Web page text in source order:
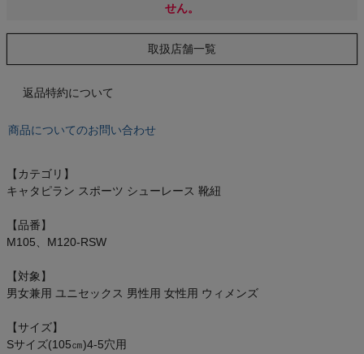
インフィット INFIT
サックス SAXX
オン On
スポーツマリオTOP
ベースボールマリオ（野球商品）
せん。
取扱店舗一覧
返品特約について
商品についてのお問い合わせ
【カテゴリ】
キャタピラン スポーツ シューレース 靴紐
【品番】
M105、M120-RSW
【対象】
男女兼用 ユニセックス 男性用 女性用 ウィメンズ
【サイズ】
Sサイズ(105㎝)4-5穴用